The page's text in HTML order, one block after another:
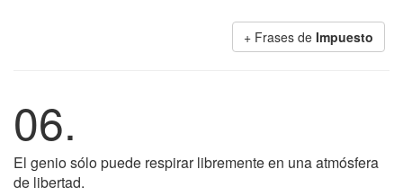
+ Frases de Impuesto
06.
El genio sólo puede respirar libremente en una atmósfera
de libertad.